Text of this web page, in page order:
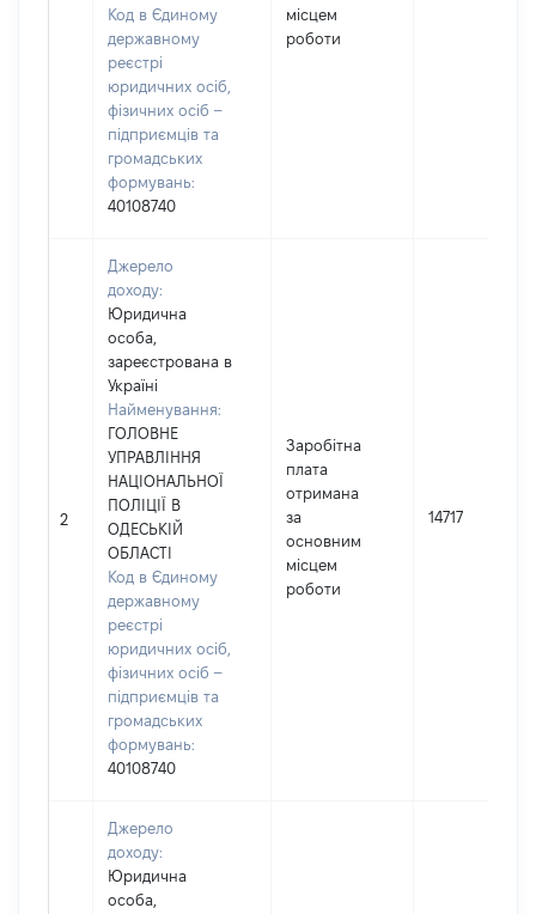
Код в Єдиному
державному
реєстрі
юридичних осіб,
фізичних осіб –
підприємців та
громадських
формувань:
40108740
місцем
роботи
2
Джерело
доходу:
Юридична
особа,
зареєстрована в
Україні
Найменування:
ГОЛОВНЕ
УПРАВЛІННЯ
НАЦІОНАЛЬНОЇ
ПОЛІЦІЇ В
ОДЕСЬКІЙ
ОБЛАСТІ
Код в Єдиному
державному
реєстрі
юридичних осіб,
фізичних осіб –
підприємців та
громадських
формувань:
40108740
Заробітна
плата
отримана
за
основним
місцем
роботи
14717
Джерело
доходу:
Юридична
особа,